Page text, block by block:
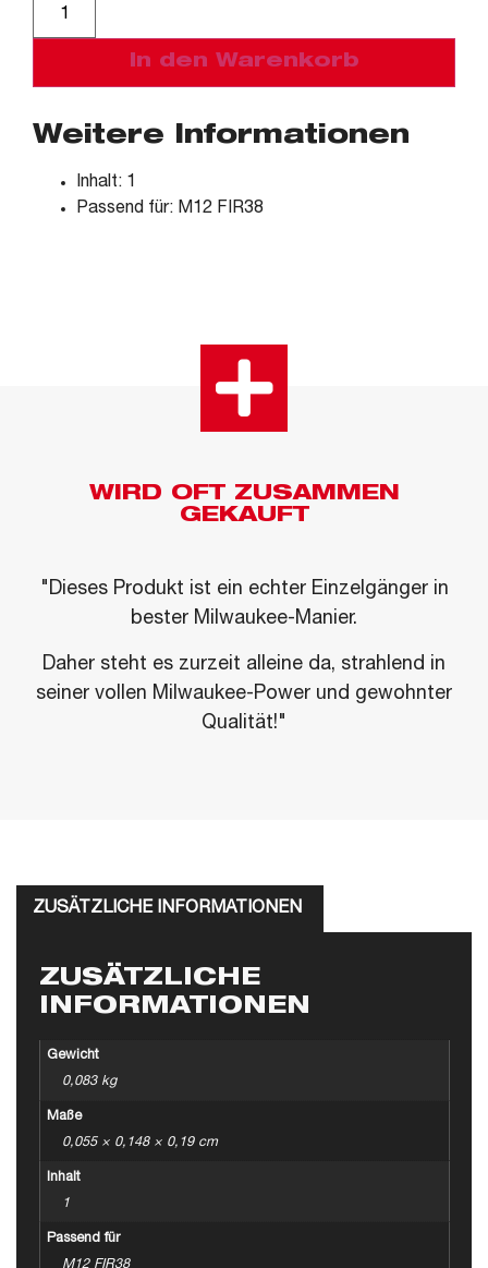
In den Warenkorb
Weitere Informationen
Inhalt: 1
Passend für: M12 FIR38
WIRD OFT ZUSAMMEN
GEKAUFT
"Dieses Produkt ist ein echter Einzelgänger in
bester Milwaukee-Manier.
Daher steht es zurzeit alleine da, strahlend in
seiner vollen Milwaukee-Power und gewohnter
Qualität!"
ZUSÄTZLICHE INFORMATIONEN
ZUSÄTZLICHE
INFORMATIONEN
Gewicht
0,083 kg
Maße
0,055 × 0,148 × 0,19 cm
Inhalt
1
Passend für
M12 FIR38